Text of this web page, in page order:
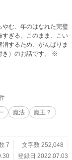
やむ、年のはなれた完璧
ぎる。このまま、こい
するため、がんばりま
）のお話です。 ※
魔法
魔王？
7
文字数 252,048
登録日 2022.07.03